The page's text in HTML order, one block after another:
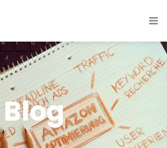
Blog